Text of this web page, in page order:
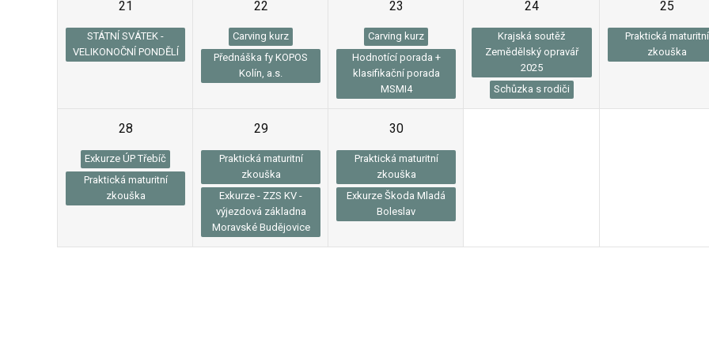
21
STÁTNÍ SVÁTEK -
VELIKONOČNÍ PONDĚLÍ
22
Carving kurz
Přednáška fy KOPOS
Kolín, a.s.
23
Carving kurz
Hodnotící porada +
klasifikační porada
MSMI4
24
Krajská soutěž
Zemědělský opravář
2025
Schůzka s rodiči
25
Praktická maturitní
zkouška
28
Exkurze ÚP Třebíč
Praktická maturitní
zkouška
29
Praktická maturitní
zkouška
Exkurze - ZZS KV -
výjezdová základna
Moravské Budějovice
30
Praktická maturitní
zkouška
Exkurze Škoda Mladá
Boleslav